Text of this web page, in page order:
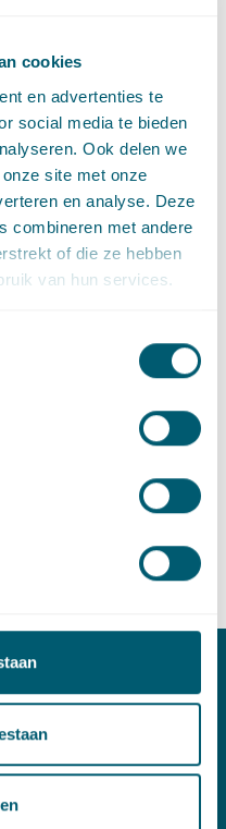
cookies
en advertenties te
social media te bieden
Ook delen we
site met onze
en analyse. Deze
combineren met andere
of die ze hebben
van hun services.
bepaalt voor welke
gewaarborgd blijven.
houd rekening met de
van de vaarweg. Een
heen gaat, maar ook
de één een verbinding,